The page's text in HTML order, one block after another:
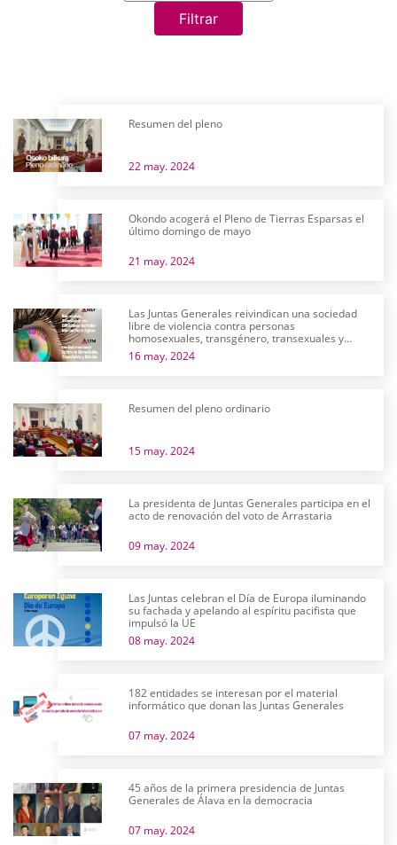
Filtrar
Resumen del pleno
22 may. 2024
Okondo acogerá el Pleno de Tierras Esparsas el
último domingo de mayo
21 may. 2024
Las Juntas Generales reivindican una sociedad
libre de violencia contra personas
homosexuales, transgénero, transexuales y
bisexuales
16 may. 2024
Resumen del pleno ordinario
15 may. 2024
La presidenta de Juntas Generales participa en el
acto de renovación del voto de Arrastaria
09 may. 2024
Las Juntas celebran el Día de Europa iluminando
su fachada y apelando al espíritu pacifista que
impulsó la UE
08 may. 2024
182 entidades se interesan por el material
informático que donan las Juntas Generales
07 may. 2024
45 años de la primera presidencia de Juntas
Generales de Álava en la democracia
07 may. 2024